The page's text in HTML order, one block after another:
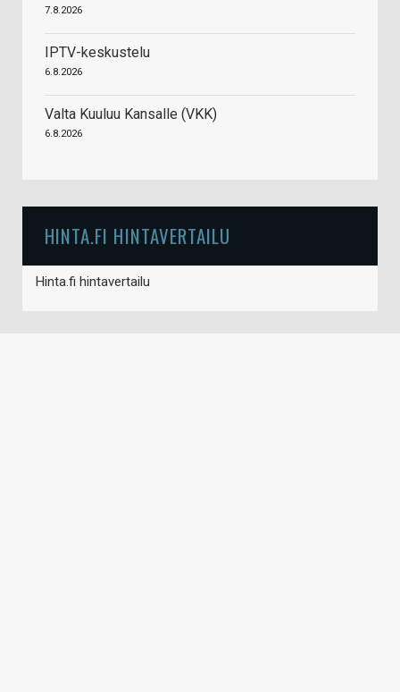
7.8.2026
IPTV-keskustelu
6.8.2026
Valta Kuuluu Kansalle (VKK)
6.8.2026
HINTA.FI HINTAVERTAILU
Hinta.fi hintavertailu